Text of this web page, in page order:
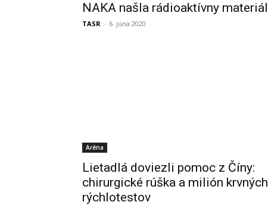
NAKA našla rádioaktívny materiál
TASR - 6. júna 2020
Aréna
Lietadlá doviezli pomoc z Číny:
chirurgické rúška a milión krvných
rýchlotestov